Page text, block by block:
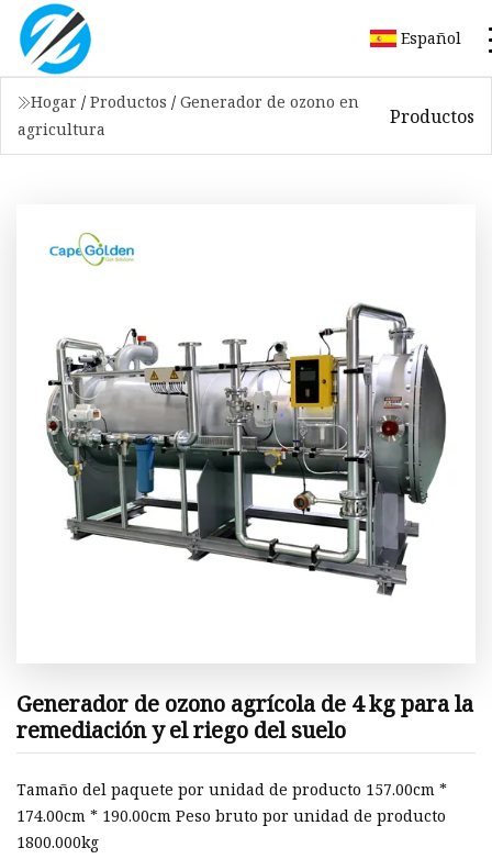
Español
Hogar / Productos / Generador de ozono en
agricultura
Productos
Generador de ozono agrícola de 4 kg para la
remediación y el riego del suelo
Tamaño del paquete por unidad de producto 157.00cm *
174.00cm * 190.00cm Peso bruto por unidad de producto
1800.000kg